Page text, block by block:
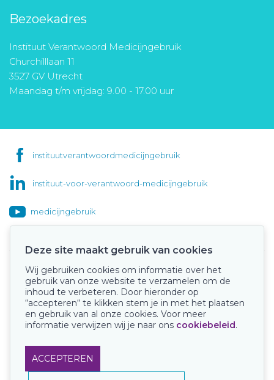
Bezoekadres
Instituut Verantwoord Medicijngebruik
Churchilllaan 11
3527 GV Utrecht
Maandag t/m vrijdag: 9.00 - 17.00 uur
instituutverantwoordmedicijngebruik
instituut-voor-verantwoord-medicijngebruik
medicijngebruik
Onze keurmerken
Deze site maakt gebruik van cookies
Wij gebruiken cookies om informatie over het
gebruik van onze website te verzamelen om de
inhoud te verbeteren. Door hieronder op
“accepteren“ te klikken stem je in met het plaatsen
en gebruik van al onze cookies. Voor meer
informatie verwijzen wij je naar ons cookiebeleid.
ACCEPTEREN